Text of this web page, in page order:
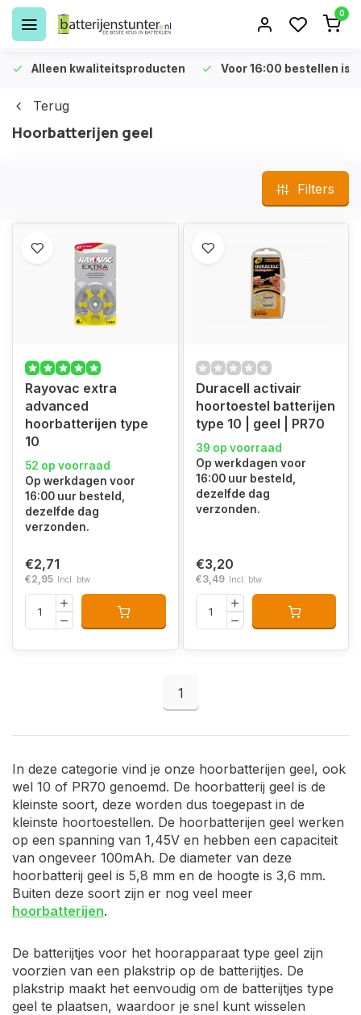
0
Alleen kwaliteitsproducten Voor 16:00 bestellen is
Terug
Hoorbatterijen geel
Filters
Rayovac extra
advanced
hoorbatterijen type
10
52 op voorraad
Op werkdagen voor
16:00 uur besteld,
dezelfde dag
verzonden.
€2,71
€2,95 Incl. btw
Duracell activair
hoortoestel batterijen
type 10 | geel | PR70
39 op voorraad
Op werkdagen voor
16:00 uur besteld,
dezelfde dag
verzonden.
€3,20
€3,49 Incl. btw
1
In deze categorie vind je onze hoorbatterijen geel, ook
wel 10 of PR70 genoemd. De hoorbatterij geel is de
kleinste soort, deze worden dus toegepast in de
kleinste hoortoestellen. De hoorbatterijen geel werken
op een spanning van 1,45V en hebben een capaciteit
van ongeveer 100mAh. De diameter van deze
hoorbatterij geel is 5,8 mm en de hoogte is 3,6 mm.
Buiten deze soort zijn er nog veel meer
hoorbatterijen.
De batterijtjes voor het hoorapparaat type geel zijn
voorzien van een plakstrip op de batterijtjes. De
plakstrip maakt het eenvoudig om de batterijtjes type
geel te plaatsen, waardoor je snel kunt wisselen